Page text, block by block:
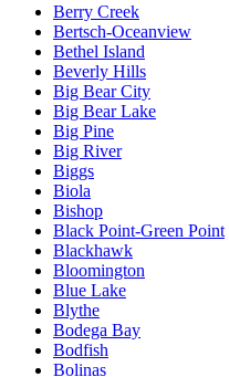
Berry Creek
Bertsch-Oceanview
Bethel Island
Beverly Hills
Big Bear City
Big Bear Lake
Big Pine
Big River
Biggs
Biola
Bishop
Black Point-Green Point
Blackhawk
Bloomington
Blue Lake
Blythe
Bodega Bay
Bodfish
Bolinas